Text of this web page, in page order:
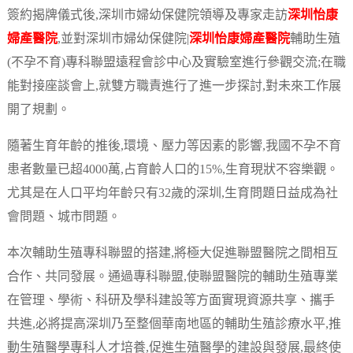
簽約揭牌儀式後,深圳市婦幼保健院領導及專家走訪深圳怡康
婦產醫院,並對深圳市婦幼保健院|深圳怡康婦產醫院輔助生殖
(不孕不育)專科聯盟遠程會診中心及實驗室進行參觀交流;在職
能對接座談會上,就雙方職責進行了進一步探討,對未來工作展
開了規劃。
隨著生育年齡的推後,環境、壓力等因素的影響,我國不孕不育
患者數量已超4000萬,占育齡人口的15%,生育現狀不容樂觀。
尤其是在人口平均年齡只有32歲的深圳,生育問題日益成為社
會問題、城市問題。
本次輔助生殖專科聯盟的搭建,將極大促進聯盟醫院之間相互
合作、共同發展。通過專科聯盟,使聯盟醫院的輔助生殖專業
在管理、學術、科研及學科建設等方面實現資源共享、攜手
共進,必將提高深圳乃至整個華南地區的輔助生殖診療水平,推
動生殖醫學專科人才培養,促進生殖醫學的建設與發展,最終使